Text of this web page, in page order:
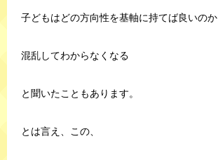
子どもはどの方向性を基軸に持てば良いのか
混乱してわからなくなる
と聞いたこともあります。
とは言え、この、